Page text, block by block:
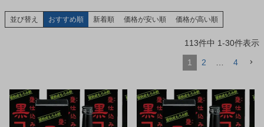
並び替え おすすめ順 新着順 価格が安い順 価格が高い順
113件中 1-30件表示
1 2 4